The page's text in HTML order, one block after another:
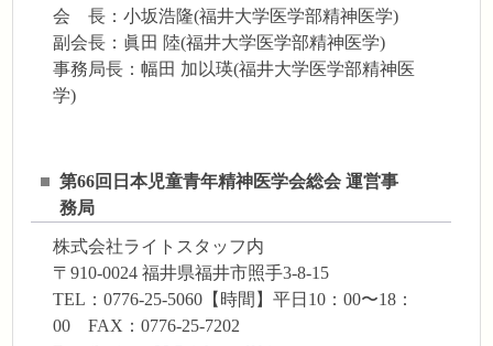
会 長：小坂浩隆(福井大学医学部精神医学)
副会長：眞田 陸(福井大学医学部精神医学)
事務局長：幅田 加以瑛(福井大学医学部精神医
学)
第66回日本児童青年精神医学会総会 運営事
務局
株式会社ライトスタッフ内
〒910-0024 福井県福井市照手3-8-15
TEL：0776-25-5060【時間】平日10：00〜18：
00 FAX：0776-25-7202